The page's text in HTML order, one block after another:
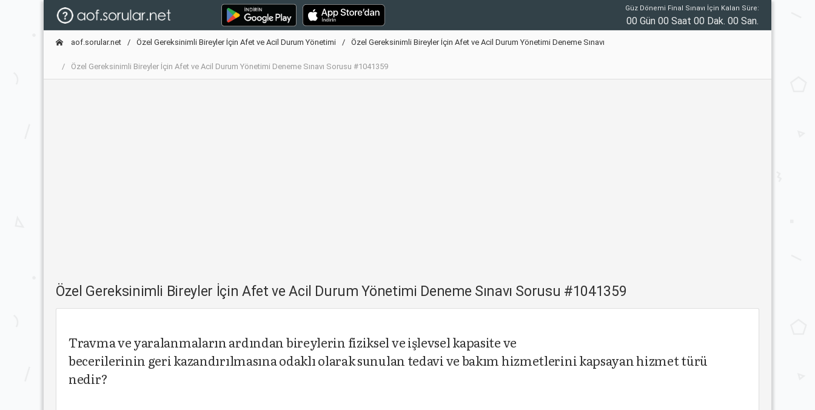
Güz Dönemi Final Sınavı İçin Kalan Süre:
00 Gün 00 Saat 00 Dak. 00 San.
aof.sorular.net Özel Gereksinimli Bireyler İçin Afet ve Acil Durum Yönetimi Özel Gereksinimli Bireyler İçin Afet ve Acil Durum Yönetimi Deneme Sınavı
Özel Gereksinimli Bireyler İçin Afet ve Acil Durum Yönetimi Deneme Sınavı Sorusu #1041359
Özel Gereksinimli Bireyler İçin Afet ve Acil Durum Yönetimi Deneme Sınavı Sorusu #1041359
Travma ve yaralanmaların ardından bireylerin fiziksel ve işlevsel kapasite ve
becerilerinin geri kazandırılmasına odaklı olarak sunulan tedavi ve bakım hizmetlerini kapsayan hizmet türü
nedir?